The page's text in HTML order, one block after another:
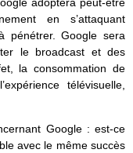
en s’attaquant
pénétrer. Google sera
le broadcast et des
la consommation de
télévisuelle,
Google : est-ce
avec le même succès